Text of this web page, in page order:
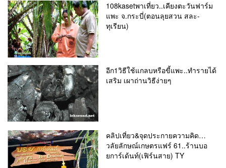
108kasetพาเที่ยว..เคียงตะวันฟาร์ม
แพะ จ.กระบี่(ตอนลุยสวน สละ-
ทุเรียน)
อีก1วิธีใช้แกลบหรือขี้แพะ..ทำรายได้
เสริม เผาถ่านวิธีง่ายๆ
คลิปเที่ยว&จุดประกายความคิด…
วลัยลักษณ์เกษตรแฟร์ 61..ร้านบอ
ยการ์เด้นท์(เฟิร์นสาย) TY